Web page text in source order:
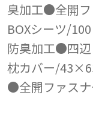
臭加工●全開フ
BOXシーツ/
防臭加工●四
枕カバー/
●全開ファス